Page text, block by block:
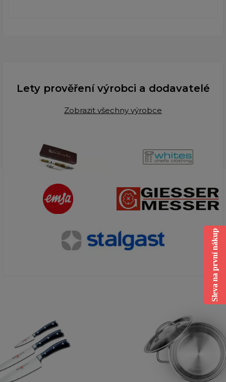
Lety prověření výrobci a dodavatelé
Zobrazit všechny výrobce
Sleva na první nákup